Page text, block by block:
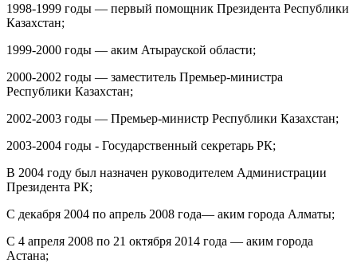
1998-1999 годы — первый помощник Президента Республики
Казахстан;
1999-2000 годы — аким Атырауской области;
2000-2002 годы — заместитель Премьер-министра
Республики Казахстан;
2002-2003 годы — Премьер-министр Республики Казахстан;
2003-2004 годы - Государственный секретарь РК;
В 2004 году был назначен руководителем Администрации
Президента РК;
С декабря 2004 по апрель 2008 года— аким города Алматы;
С 4 апреля 2008 по 21 октября 2014 года — аким города
Астана;